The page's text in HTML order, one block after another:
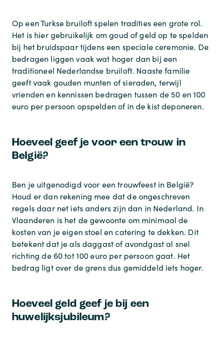
Op een Turkse bruiloft spelen tradities een grote rol.
Het is hier gebruikelijk om goud of geld op te spelden
bij het bruidspaar tijdens een speciale ceremonie. De
bedragen liggen vaak wat hoger dan bij een
traditioneel Nederlandse bruiloft. Naaste familie
geeft vaak gouden munten of sieraden, terwijl
vrienden en kennissen bedragen tussen de 50 en 100
euro per persoon opspelden of in de kist deponeren.
Hoeveel geef je voor een trouw in
België?
Ben je uitgenodigd voor een trouwfeest in België?
Houd er dan rekening mee dat de ongeschreven
regels daar net iets anders zijn dan in Nederland. In
Vlaanderen is het de gewoonte om minimaal de
kosten van je eigen stoel en catering te dekken. Dit
betekent dat je als daggast of avondgast al snel
richting de 60 tot 100 euro per persoon gaat. Het
bedrag ligt over de grens dus gemiddeld iets hoger.
Hoeveel geld geef je bij een
huwelijksjubileum?